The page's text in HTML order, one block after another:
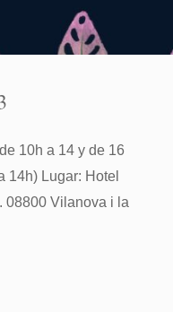
10h a 14 y de 16
14h) Lugar: Hotel
08800 Vilanova i la